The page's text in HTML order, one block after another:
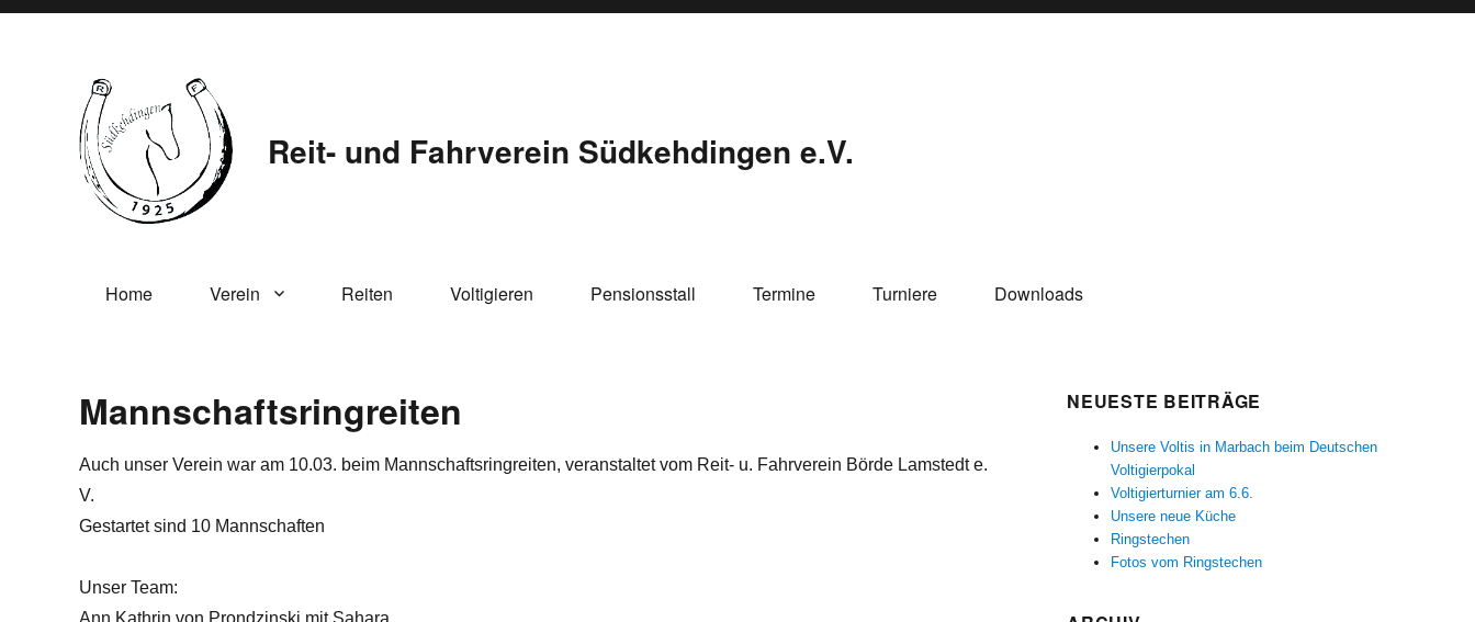
Reit- und Fahrverein Südkehdingen e.V.
Home Verein Reiten Voltigieren Pensionsstall Termine Turniere Downloads
Mannschaftsringreiten
Auch unser Verein war am 10.03. beim Mannschaftsringreiten, veranstaltet vom Reit- u. Fahrverein Börde Lamstedt e.
V.
Gestartet sind 10 Mannschaften
Unser Team:
Ann Kathrin von Prondzinski mit Sahara
NEUESTE BEITRÄGE
Unsere Voltis in Marbach beim Deutschen
Voltigierpokal
Voltigierturnier am 6.6.
Unsere neue Küche
Ringstechen
Fotos vom Ringstechen